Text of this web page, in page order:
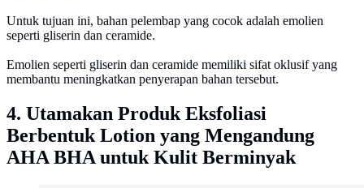
Untuk tujuan ini, bahan pelembap yang cocok adalah emolien
seperti gliserin dan ceramide.
Emolien seperti gliserin dan ceramide memiliki sifat oklusif yang
membantu meningkatkan penyerapan bahan tersebut.
4. Utamakan Produk Eksfoliasi
Berbentuk Lotion yang Mengandung
AHA BHA untuk Kulit Berminyak